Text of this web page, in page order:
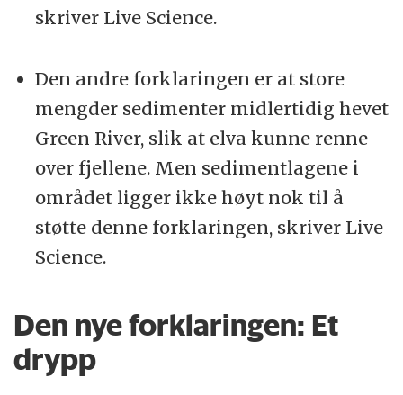
skriver Live Science.
Den andre forklaringen er at store
mengder sedimenter midlertidig hevet
Green River, slik at elva kunne renne
over fjellene. Men sedimentlagene i
området ligger ikke høyt nok til å
støtte denne forklaringen, skriver Live
Science.
Den nye forklaringen: Et
drypp